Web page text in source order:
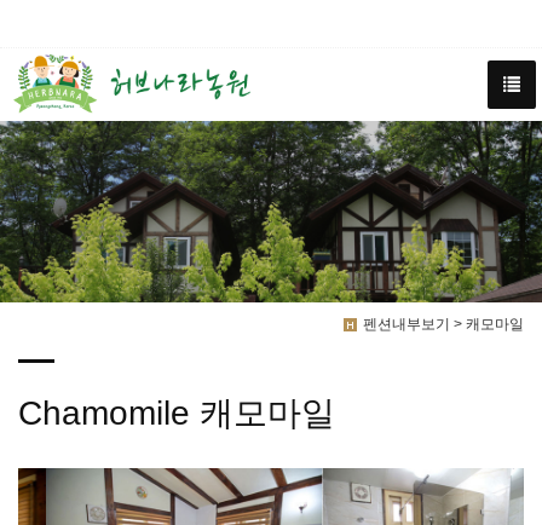
펜션내부보기 > 캐모마일
Chamomile 캐모마일
Previous Next